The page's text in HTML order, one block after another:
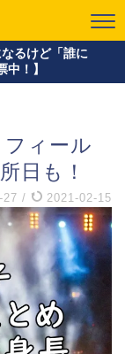
るけど「誰に
！】
ィール
日も！
27 / 2021-02-15